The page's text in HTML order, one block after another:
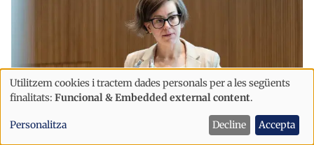
Ús
de
dades
Utilitzem cookies i tractem dades personals per a les següents
finalitats: Funcional & Embedded external content.
Personalitza Decline Accepta